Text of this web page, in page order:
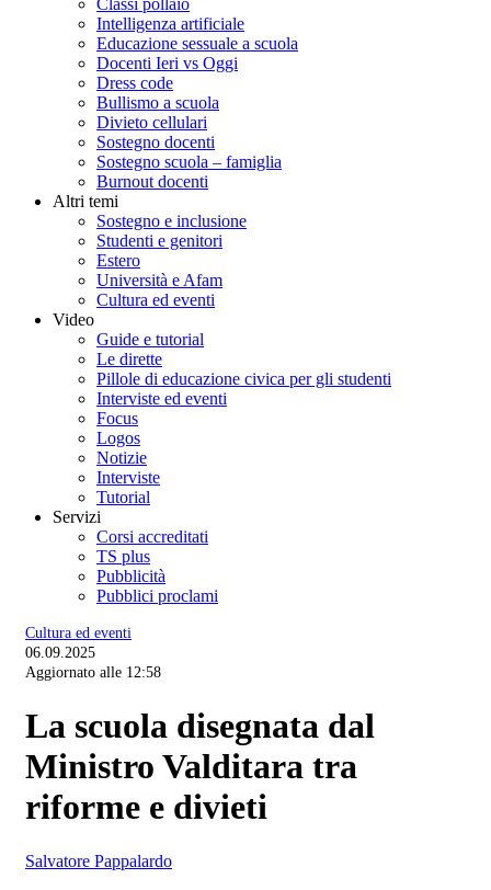
Classi pollaio
Intelligenza artificiale
Educazione sessuale a scuola
Docenti Ieri vs Oggi
Dress code
Bullismo a scuola
Divieto cellulari
Sostegno docenti
Sostegno scuola – famiglia
Burnout docenti
Altri temi
Sostegno e inclusione
Studenti e genitori
Estero
Università e Afam
Cultura ed eventi
Video
Guide e tutorial
Le dirette
Pillole di educazione civica per gli studenti
Interviste ed eventi
Focus
Logos
Notizie
Interviste
Tutorial
Servizi
Corsi accreditati
TS plus
Pubblicità
Pubblici proclami
Cultura ed eventi
06.09.2025
Aggiornato alle 12:58
La scuola disegnata dal
Ministro Valditara tra
riforme e divieti
Salvatore Pappalardo